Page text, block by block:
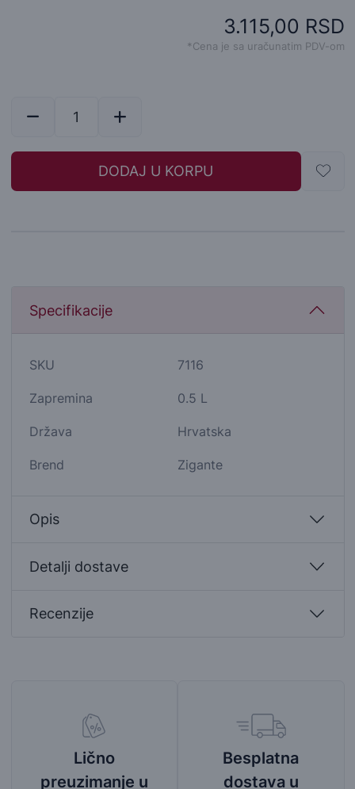
3.115,00 RSD
*Cena je sa uračunatim PDV-om
DODAJ U KORPU
Specifikacije
SKU 7116
Zapremina 0.5 L
Država Hrvatska
Brend Zigante
Opis
Detalji dostave
Recenzije
Lično
preuzimanje u
Besplatna
dostava u